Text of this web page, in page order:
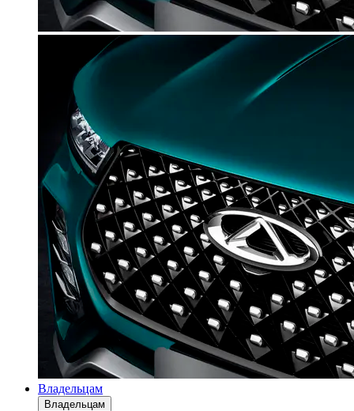
Владельцам
Владельцам